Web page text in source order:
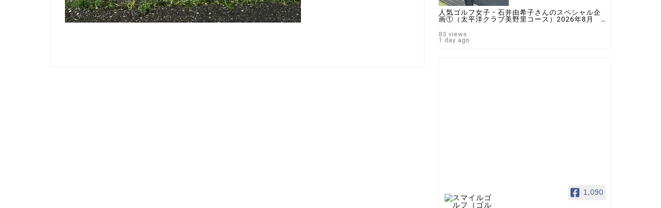
人気ゴルフ女子・石井由希子さんのスペシャル企
画①（太平洋クラブ美野里コース）2026年8月 ♯
画 ♯スマイルゴルフ
83 views
1 day ago
1,090